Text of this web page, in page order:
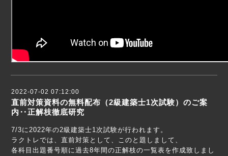
2022-07-02 07:12:00
直前対策資料の無料配布（2級建築士1次試験）のご案
内‥正解枝徹底研究
7/3に2022年の2級建築士1次試験が行われます。
ラクトレでは、直前対策として、このと題しまして、
各科目出題番号順に過去8年間の正解枝の一覧表を作成致しまし